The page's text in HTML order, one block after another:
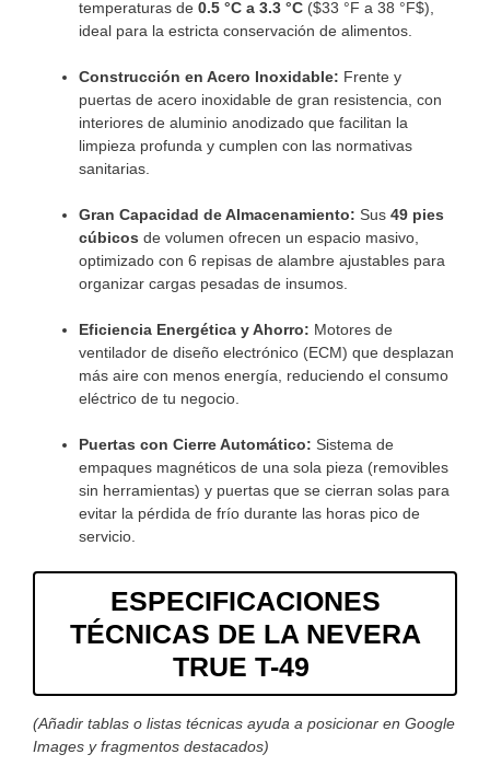
temperaturas de 0.5 °C a 3.3 °C ($33 °F a 38 °F$),
ideal para la estricta conservación de alimentos.
Construcción en Acero Inoxidable: Frente y
puertas de acero inoxidable de gran resistencia, con
interiores de aluminio anodizado que facilitan la
limpieza profunda y cumplen con las normativas
sanitarias.
Gran Capacidad de Almacenamiento: Sus 49 pies
cúbicos de volumen ofrecen un espacio masivo,
optimizado con 6 repisas de alambre ajustables para
organizar cargas pesadas de insumos.
Eficiencia Energética y Ahorro: Motores de
ventilador de diseño electrónico (ECM) que desplazan
más aire con menos energía, reduciendo el consumo
eléctrico de tu negocio.
Puertas con Cierre Automático: Sistema de
empaques magnéticos de una sola pieza (removibles
sin herramientas) y puertas que se cierran solas para
evitar la pérdida de frío durante las horas pico de
servicio.
ESPECIFICACIONES
TÉCNICAS DE LA NEVERA
TRUE T-49
(Añadir tablas o listas técnicas ayuda a posicionar en Google
Images y fragmentos destacados)